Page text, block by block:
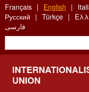
Skip
to
main
content
Français English
Русский
Türkçe
فارسی
UNION